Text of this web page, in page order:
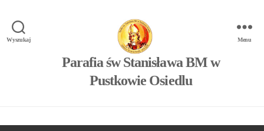
Wyszukaj
Parafia św Stanisława BM w
Pustkowie Osiedlu
Menu